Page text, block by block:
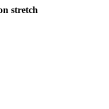
stretch